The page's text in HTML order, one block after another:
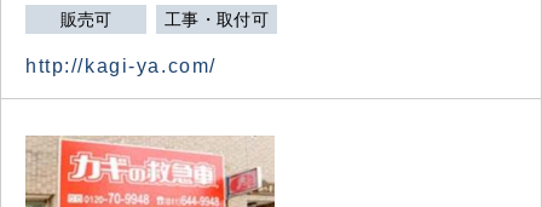
販売可 工事・取付可
http://kagi-ya.com/